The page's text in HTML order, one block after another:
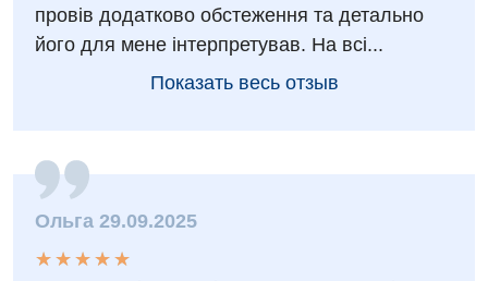
Дерматовенерология
Маммология
Неврология
провів додатково обстеження та детально
його для мене інтерпретував. На всі...
Показать весь отзыв
Ольга 29.09.2025
★
★
★
★
★
★ ★ ★ ★ ★